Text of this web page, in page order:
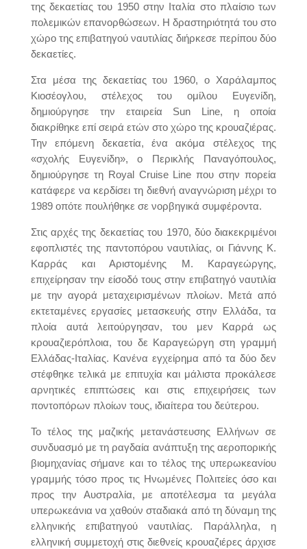
της δεκαετίας του 1950 στην Ιταλία στο πλαίσιο των
πολεμικών επανορθώσεων. Η δραστηριότητά του στο
χώρο της επιβατηγού ναυτιλίας διήρκεσε περίπου δύο
δεκαετίες.
Στα μέσα της δεκαετίας του 1960, ο Χαράλαμπος
Κιοσέογλου, στέλεχος του ομίλου Ευγενίδη,
δημιούργησε την εταιρεία Sun Line, η οποία
διακρίθηκε επί σειρά ετών στο χώρο της κρουαζιέρας.
Την επόμενη δεκαετία, ένα ακόμα στέλεχος της
«σχολής Ευγενίδη», ο Περικλής Παναγόπουλος,
δημιούργησε τη Royal Cruise Line που στην πορεία
κατάφερε να κερδίσει τη διεθνή αναγνώριση μέχρι το
1989 οπότε πουλήθηκε σε νορβηγικά συμφέροντα.
Στις αρχές της δεκαετίας του 1970, δύο διακεκριμένοι
εφοπλιστές της παντοπόρου ναυτιλίας, οι Γιάννης Κ.
Καρράς και Αριστομένης Μ. Καραγεώργης,
επιχείρησαν την είσοδό τους στην επιβατηγό ναυτιλία
με την αγορά μεταχειρισμένων πλοίων. Μετά από
εκτεταμένες εργασίες μετασκευής στην Ελλάδα, τα
πλοία αυτά λειτούργησαν, του μεν Καρρά ως
κρουαζιερόπλοια, του δε Καραγεώργη στη γραμμή
Ελλάδας-Ιταλίας. Κανένα εγχείρημα από τα δύο δεν
στέφθηκε τελικά με επιτυχία και μάλιστα προκάλεσε
αρνητικές επιπτώσεις και στις επιχειρήσεις των
ποντοπόρων πλοίων τους, ιδιαίτερα του δεύτερου.
Το τέλος της μαζικής μετανάστευσης Ελλήνων σε
συνδυασμό με τη ραγδαία ανάπτυξη της αεροπορικής
βιομηχανίας σήμανε και το τέλος της υπερωκεανίου
γραμμής τόσο προς τις Ηνωμένες Πολιτείες όσο και
προς την Αυστραλία, με αποτέλεσμα τα μεγάλα
υπερωκεάνια να χαθούν σταδιακά από τη δύναμη της
ελληνικής επιβατηγού ναυτιλίας. Παράλληλα, η
ελληνική συμμετοχή στις διεθνείς κρουαζιέρες άρχισε